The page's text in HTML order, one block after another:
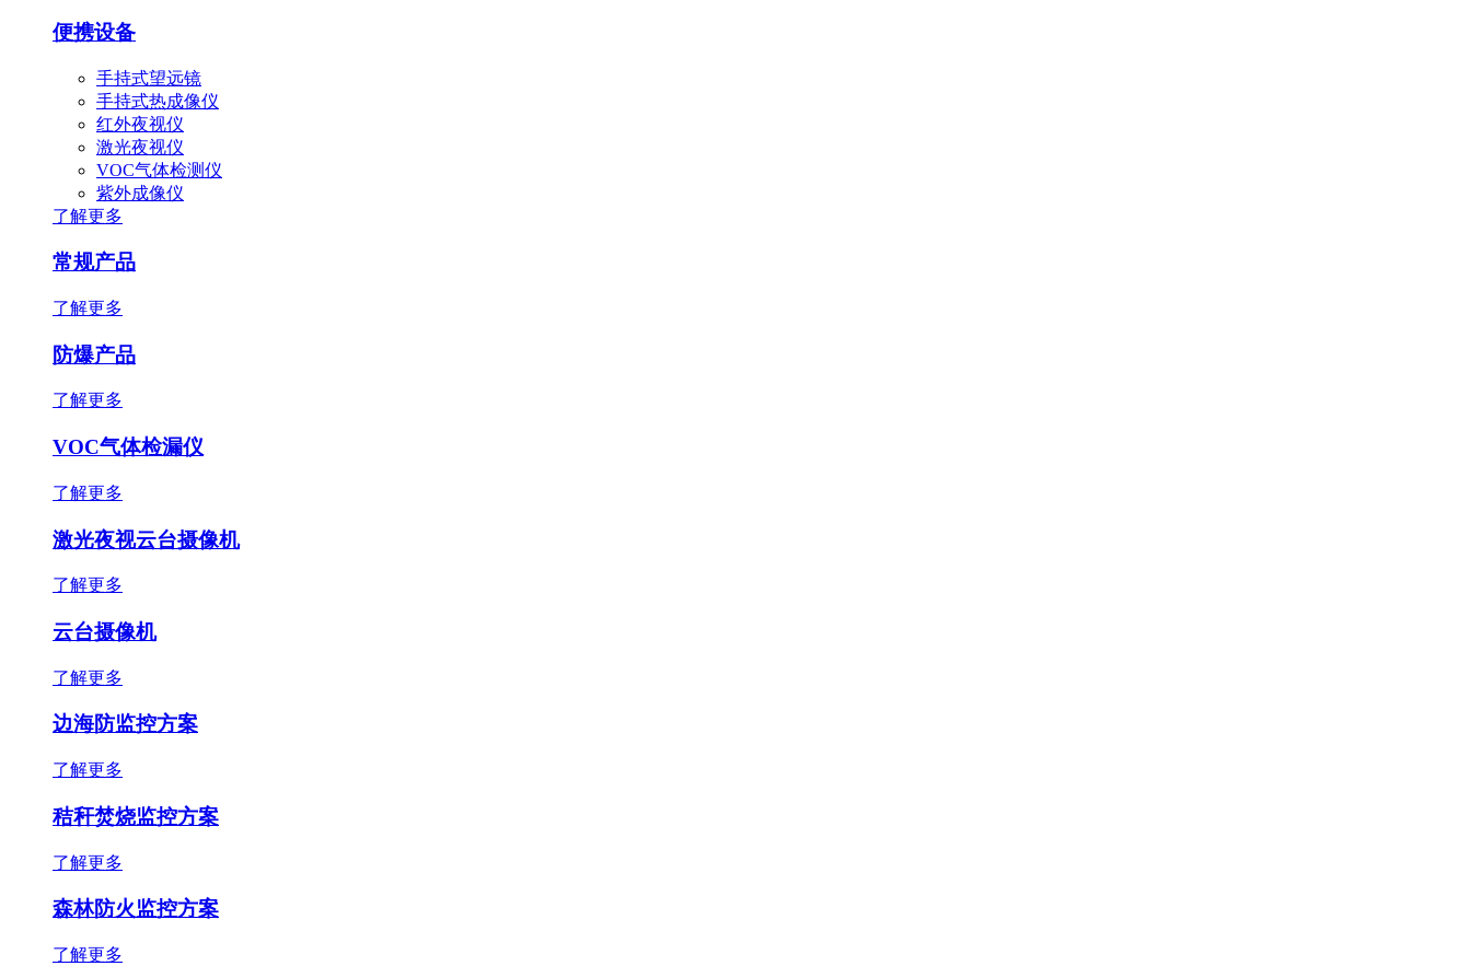
便携设备
手持式望远镜
手持式热成像仪
红外夜视仪
激光夜视仪
VOC气体检测仪
紫外成像仪
了解更多
常规产品
了解更多
防爆产品
了解更多
VOC气体检漏仪
了解更多
激光夜视云台摄像机
了解更多
云台摄像机
了解更多
边海防监控方案
了解更多
秸秆焚烧监控方案
了解更多
森林防火监控方案
了解更多